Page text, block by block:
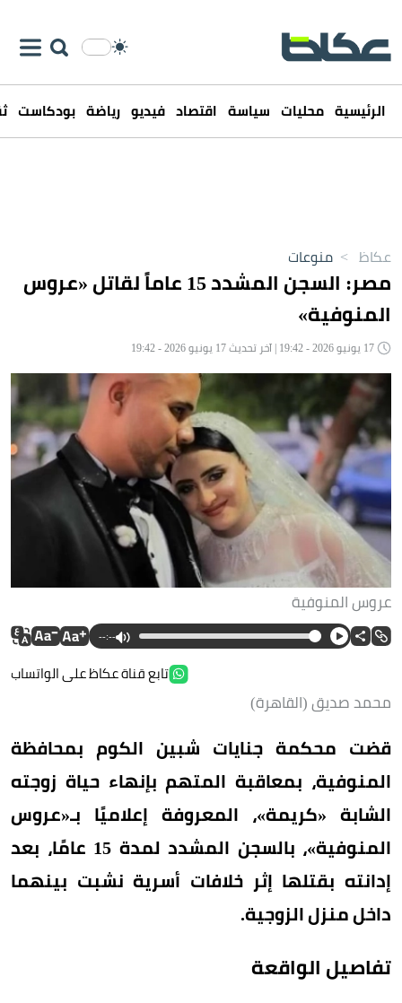
الرئيسية محليات سياسة اقتصاد فيديو رياضة بودكاست
عكاظ > منوعات
مصر: السجن المشدد 15 عاماً لقاتل «عروس
المنوفية»
عروس المنوفية
--:--
تابع قناة عكاظ على الواتساب
محمد صديق (القاهرة)
قضت محكمة جنايات شبين الكوم بمحافظة
المنوفية، بمعاقبة المتهم بإنهاء حياة زوجته
الشابة «كريمة»، المعروفة إعلاميًا بـ«عروس
المنوفية»، بالسجن المشدد لمدة 15 عامًا، بعد
إدانته بقتلها إثر خلافات أسرية نشبت بينهما
داخل منزل الزوجية.
تفاصيل الواقعة